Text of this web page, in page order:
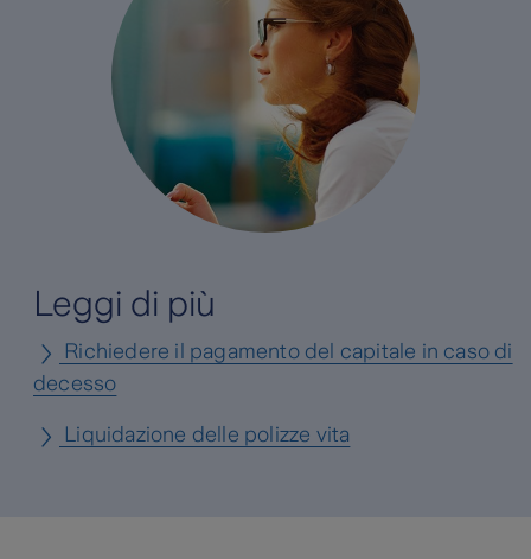
Leggi di più
Richiedere il pagamento del capitale in caso di
decesso
Liquidazione delle polizze vita